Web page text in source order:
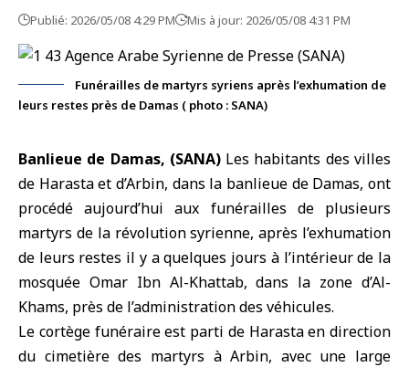
Publié: 2026/05/08 4:29 PM Mis à jour: 2026/05/08 4:31 PM
Funérailles de martyrs syriens après l’exhumation de
leurs restes près de Damas ( photo : SANA)
Banlieue de Damas, (SANA)Les habitants des villes
de Harasta et d’Arbin, dans la banlieue de Damas, ont
procédé aujourd’hui aux funérailles de plusieurs
martyrs de la révolution syrienne, après l’exhumation
de leurs restes il y a quelques jours à l’intérieur de la
mosquée Omar Ibn Al-Khattab, dans la zone d’Al-
Khams, près de l’administration des véhicules.
Le cortège funéraire est parti de Harasta en direction
du cimetière des martyrs à Arbin, avec une large